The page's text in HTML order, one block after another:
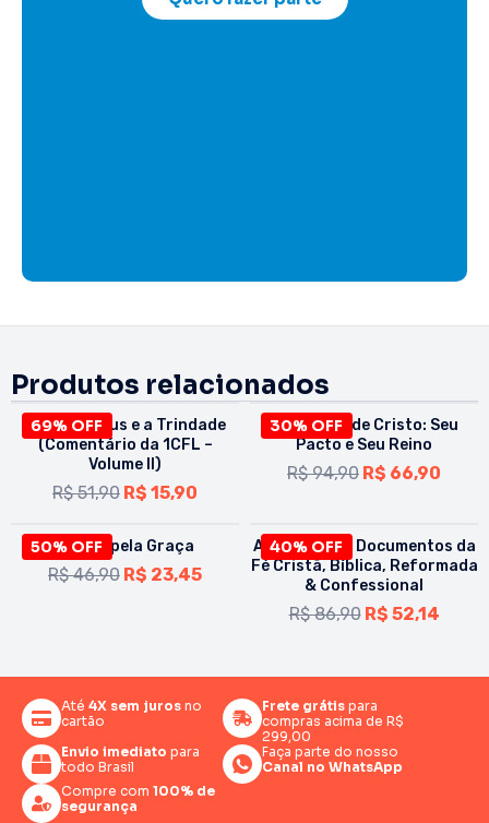
Produtos relacionados
69% OFF
O Ser de Deus e a Trindade
(Comentário da 1CFL –
Volume II)
R$51,90 R$ 15,90
30% OFF
O Mistério de Cristo: Seu
Pacto e Seu Reino
R$94,90 R$ 66,90
50% OFF
Salvos pela Graça
R$46,90 R$ 23,45
40% OFF
A Fé Batista: Documentos da
Fé Cristã, Bíblica, Reformada
& Confessional
R$86,90 R$ 52,14
Até 4X sem juros no
cartão
Frete grátispara
compras acima de R$
299,00
Envio imediato para
todo Brasil
Faça parte do nosso
Canal no WhatsApp
Compre com 100% de
segurança